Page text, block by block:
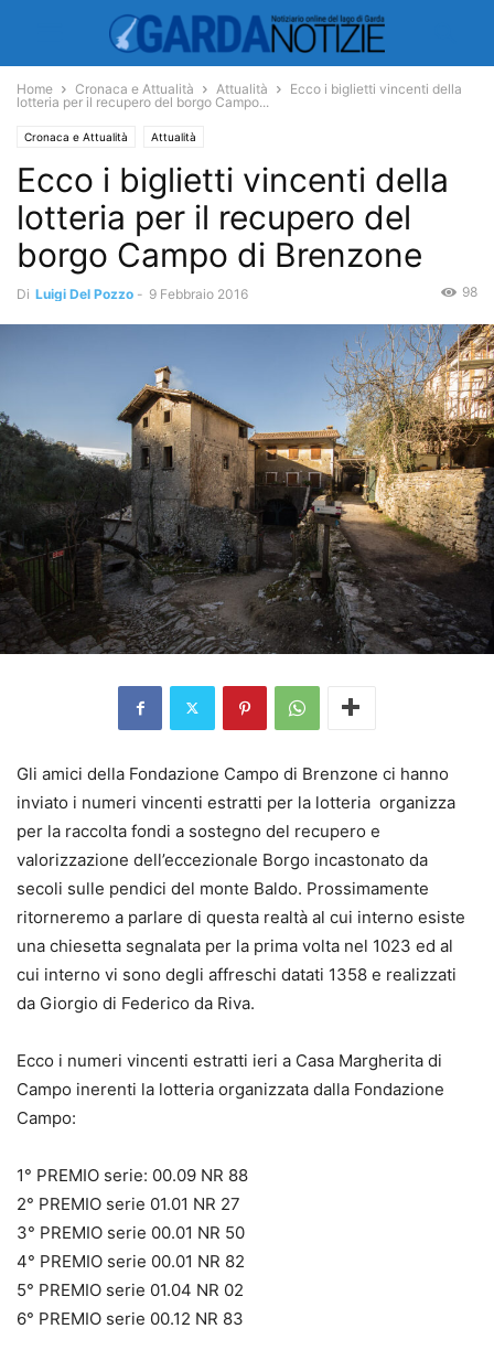
Home Cronaca e Attualità Attualità
Ecco i biglietti vincenti della
lotteria per il recupero del borgo Campo...
Cronaca e Attualità Attualità
Ecco i biglietti vincenti della
lotteria per il recupero del
borgo Campo di Brenzone
Di Luigi Del Pozzo - 9 Febbraio 2016 98
Gli amici della Fondazione Campo di Brenzone ci hanno
inviato i numeri vincenti estratti per la lotteria organizza
per la raccolta fondi a sostegno del recupero e
valorizzazione dell’eccezionale Borgo incastonato da
secoli sulle pendici del monte Baldo. Prossimamente
ritorneremo a parlare di questa realtà al cui interno esiste
una chiesetta segnalata per la prima volta nel 1023 ed al
cui interno vi sono degli affreschi datati 1358 e realizzati
da Giorgio di Federico da Riva.
Ecco i numeri vincenti estratti ieri a Casa Margherita di
Campo inerenti la lotteria organizzata dalla Fondazione
Campo:
1° PREMIO serie: 00.09 NR 88
2° PREMIO serie 01.01 NR 27
3° PREMIO serie 00.01 NR 50
4° PREMIO serie 00.01 NR 82
5° PREMIO serie 01.04 NR 02
6° PREMIO serie 00.12 NR 83